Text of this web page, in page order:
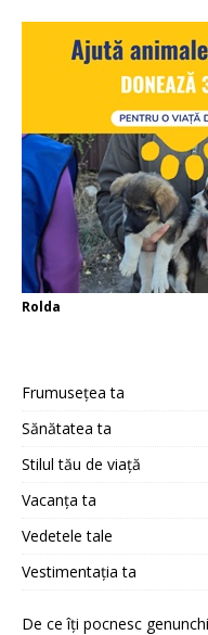
Rolda
Frumusețea ta
Sănătatea ta
Stilul tău de viață
Vacanța ta
Vedetele tale
Vestimentația ta
De ce îți pocnesc